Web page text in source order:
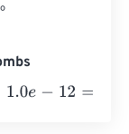
=1e-11 Coulombs